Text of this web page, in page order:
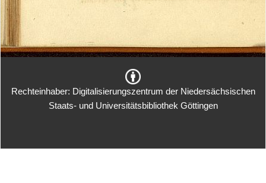
Rechteinhaber: Digitalisierungszentrum der Niedersächsischen
Staats- und Universitätsbibliothek Göttingen